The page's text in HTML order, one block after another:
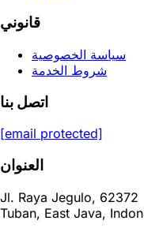
قانوني
سياسة الخصوصية
شروط الخدمة
اتصل بنا
[email protected]
العنوان
Jl. Raya Jegulo, 62372
Tuban, East Java,